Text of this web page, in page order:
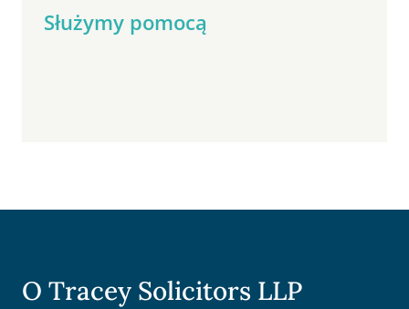
Służymy pomocą
O Tracey Solicitors LLP